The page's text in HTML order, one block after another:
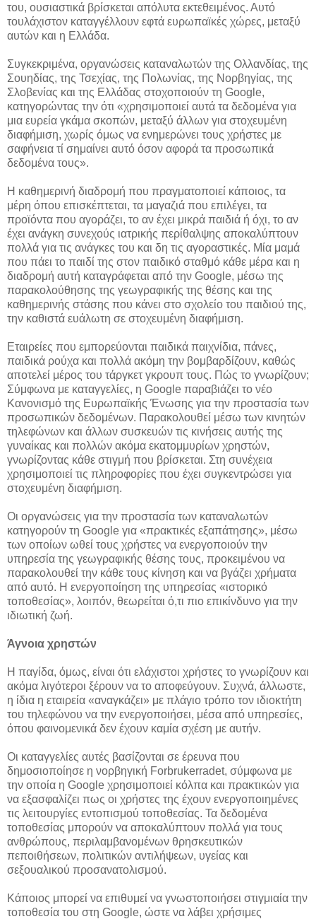
του, ουσιαστικά βρίσκεται απόλυτα εκτεθειμένος. Αυτό
τουλάχιστον καταγγέλλουν εφτά ευρωπαϊκές χώρες, μεταξύ
αυτών και η Ελλάδα.
Συγκεκριμένα, οργανώσεις καταναλωτών της Ολλανδίας, της
Σουηδίας, της Τσεχίας, της Πολωνίας, της Νορβηγίας, της
Σλοβενίας και της Ελλάδας στοχοποιούν τη Google,
κατηγορώντας την ότι «χρησιμοποιεί αυτά τα δεδομένα για
μια ευρεία γκάμα σκοπών, μεταξύ άλλων για στοχευμένη
διαφήμιση, χωρίς όμως να ενημερώνει τους χρήστες με
σαφήνεια τί σημαίνει αυτό όσον αφορά τα προσωπικά
δεδομένα τους».
Η καθημερινή διαδρομή που πραγματοποιεί κάποιος, τα
μέρη όπου επισκέπτεται, τα μαγαζιά που επιλέγει, τα
προϊόντα που αγοράζει, το αν έχει μικρά παιδιά ή όχι, το αν
έχει ανάγκη συνεχούς ιατρικής περίθαλψης αποκαλύπτουν
πολλά για τις ανάγκες του και δη τις αγοραστικές. Μία μαμά
που πάει το παιδί της στον παιδικό σταθμό κάθε μέρα και η
διαδρομή αυτή καταγράφεται από την Google, μέσω της
παρακολούθησης της γεωγραφικής της θέσης και της
καθημερινής στάσης που κάνει στο σχολείο του παιδιού της,
την καθιστά ευάλωτη σε στοχευμένη διαφήμιση.
Εταιρείες που εμπορεύονται παιδικά παιχνίδια, πάνες,
παιδικά ρούχα και πολλά ακόμη την βομβαρδίζουν, καθώς
αποτελεί μέρος του τάργκετ γκρουπ τους. Πώς το γνωρίζουν;
Σύμφωνα με καταγγελίες, η Google παραβιάζει το νέο
Κανονισμό της Ευρωπαϊκής Ένωσης για την προστασία των
προσωπικών δεδομένων. Παρακολουθεί μέσω των κινητών
τηλεφώνων και άλλων συσκευών τις κινήσεις αυτής της
γυναίκας και πολλών ακόμα εκατομμυρίων χρηστών,
γνωρίζοντας κάθε στιγμή που βρίσκεται. Στη συνέχεια
χρησιμοποιεί τις πληροφορίες που έχει συγκεντρώσει για
στοχευμένη διαφήμιση.
Οι οργανώσεις για την προστασία των καταναλωτών
κατηγορούν τη Google για «πρακτικές εξαπάτησης», μέσω
των οποίων ωθεί τους χρήστες να ενεργοποιούν την
υπηρεσία της γεωγραφικής θέσης τους, προκειμένου να
παρακολουθεί την κάθε τους κίνηση και να βγάζει χρήματα
από αυτό. Η ενεργοποίηση της υπηρεσίας «ιστορικό
τοποθεσίας», λοιπόν, θεωρείται ό,τι πιο επικίνδυνο για την
ιδιωτική ζωή.
Άγνοια χρηστών
Η παγίδα, όμως, είναι ότι ελάχιστοι χρήστες το γνωρίζουν και
ακόμα λιγότεροι ξέρουν να το αποφεύγουν. Συχνά, άλλωστε,
η ίδια η εταιρεία «αναγκάζει» με πλάγιο τρόπο τον ιδιοκτήτη
του τηλεφώνου να την ενεργοποιήσει, μέσα από υπηρεσίες,
όπου φαινομενικά δεν έχουν καμία σχέση με αυτήν.
Οι καταγγελίες αυτές βασίζονται σε έρευνα που
δημοσιοποίησε η νορβηγική Forbrukerradet, σύμφωνα με
την οποία η Google χρησιμοποιεί κόλπα και πρακτικών για
να εξασφαλίζει πως οι χρήστες της έχουν ενεργοποιημένες
τις λειτουργίες εντοπισμού τοποθεσίας. Τα δεδομένα
τοποθεσίας μπορούν να αποκαλύπτουν πολλά για τους
ανθρώπους, περιλαμβανομένων θρησκευτικών
πεποιθήσεων, πολιτικών αντιλήψεων, υγείας και
σεξουαλικού προσανατολισμού.
Κάποιος μπορεί να επιθυμεί να γνωστοποιήσει στιγμιαία την
τοποθεσία του στη Google, ώστε να λάβει χρήσιμες